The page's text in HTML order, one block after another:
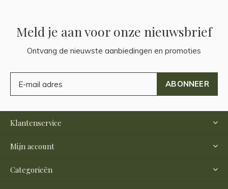
Meld je aan voor onze nieuwsbrief
Ontvang de nieuwste aanbiedingen en promoties
ABONNEER
Klantenservice
Mijn account
Categorieën